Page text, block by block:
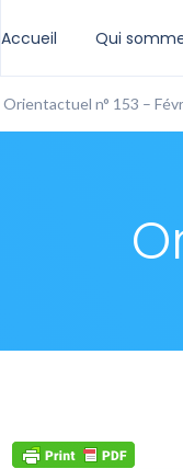
Accueil Qui
Orientactuel n° 153 –